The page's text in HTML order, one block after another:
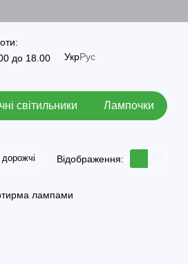
до 18.00
УкрРус
світильники Лампочки
Відображення:
лампами